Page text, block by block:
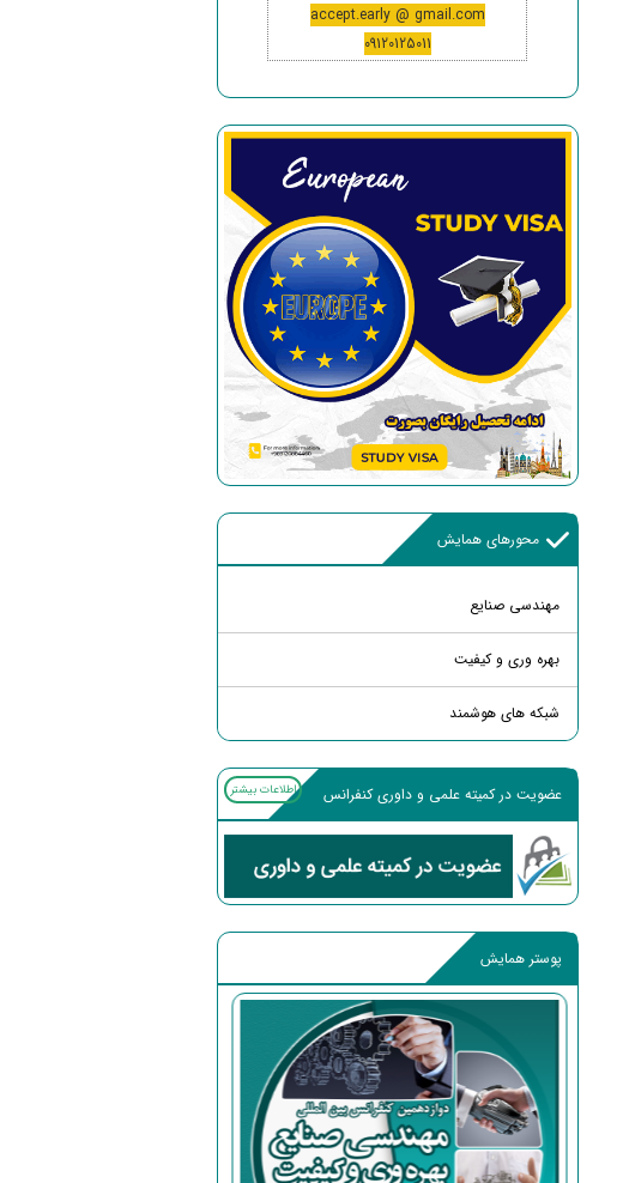
accept.early @ gmail.com
09120125011
محورهای همایش
مهندسی صنایع
بهره وری و کیفیت
شبکه های هوشمند
عضویت در کمیته علمی و داوری کنفرانس اطلاعات بیشتر
پوستر همایش